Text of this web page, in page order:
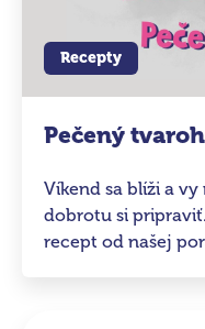
Recepty
Pečený tvaroh
Víkend sa blíži a
dobrotu si
recept od našej